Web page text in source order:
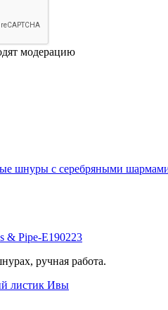
модерацию
& Pipe-E190223
ручная работа.